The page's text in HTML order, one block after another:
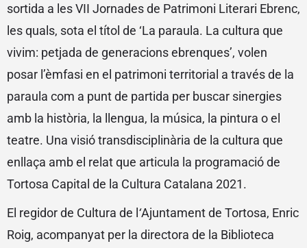
sortida a les VII Jornades de Patrimoni Literari Ebrenc,
les quals, sota el títol de ‘La paraula. La cultura que
vivim: petjada de generacions ebrenques’, volen
posar l’èmfasi en el patrimoni territorial a través de la
paraula com a punt de partida per buscar sinergies
amb la història, la llengua, la música, la pintura o el
teatre. Una visió transdisciplinària de la cultura que
enllaça amb el relat que articula la programació de
Tortosa Capital de la Cultura Catalana 2021.
El regidor de Cultura de l‘Ajuntament de Tortosa, Enric
Roig, acompanyat per la directora de la Biblioteca